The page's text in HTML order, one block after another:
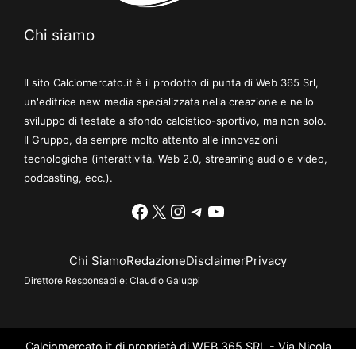
Chi siamo
Il sito Calciomercato.it è il prodotto di punta di Web 365 Srl,
un'editrice new media specializzata nella creazione e nello
sviluppo di testate a sfondo calcistico-sportivo, ma non solo.
Il Gruppo, da sempre molto attento alle innovazioni
tecnologiche (interattività, Web 2.0, streaming audio e video,
podcasting, ecc.).
Facebook
X Instagram
Telegram
YouTube
Chi SiamoRedazioneDisclaimerPrivacy
Direttore Responsabile: Claudio Galuppi
Calciomercato.it di proprietà di WEB 365 SRL - Via Nicola